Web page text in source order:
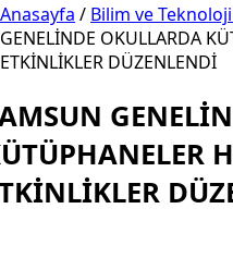
Anasayfa / Bilim ve
GENELİNDE OKULLARDA
ETKİNLİKLER DÜZENLENDİ